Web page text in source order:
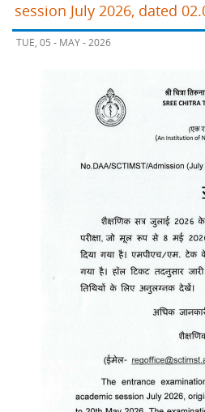
session July 2026, dated
TUE, 05 - MAY - 2026